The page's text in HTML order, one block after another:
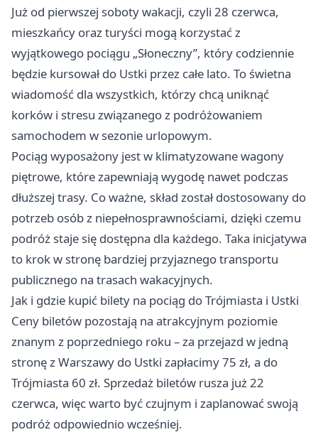
Już od pierwszej soboty wakacji, czyli 28 czerwca,
mieszkańcy oraz turyści mogą korzystać z
wyjątkowego pociągu „Słoneczny”, który codziennie
będzie kursował do Ustki przez całe lato. To świetna
wiadomość dla wszystkich, którzy chcą uniknąć
korków i stresu związanego z podróżowaniem
samochodem w sezonie urlopowym.
Pociąg wyposażony jest w klimatyzowane wagony
piętrowe, które zapewniają wygodę nawet podczas
dłuższej trasy. Co ważne, skład został dostosowany do
potrzeb osób z niepełnosprawnościami, dzięki czemu
podróż staje się dostępna dla każdego. Taka inicjatywa
to krok w stronę bardziej przyjaznego transportu
publicznego na trasach wakacyjnych.
Jak i gdzie kupić bilety na pociąg do Trójmiasta i Ustki
Ceny biletów pozostają na atrakcyjnym poziomie
znanym z poprzedniego roku – za przejazd w jedną
stronę z Warszawy do Ustki zapłacimy 75 zł, a do
Trójmiasta 60 zł. Sprzedaż biletów rusza już 22
czerwca, więc warto być czujnym i zaplanować swoją
podróż odpowiednio wcześniej.